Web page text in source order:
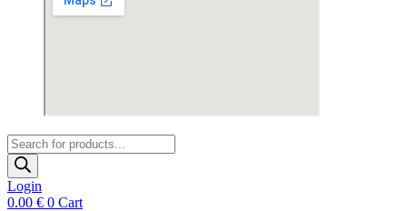
Products
search
Login
0.00 € 0 Cart